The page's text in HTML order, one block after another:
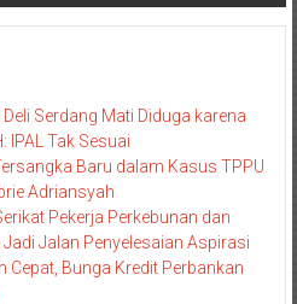
Serdang Mati Diduga karena
IPAL Tak Sesuai
Baru dalam Kasus TPPU
Adriansyah
Pekerja Perkebunan dan
Jalan Penyelesaian Aspirasi
Cepat, Bunga Kredit Perbankan